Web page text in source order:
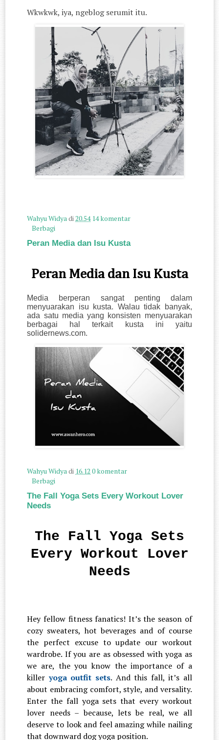
Wkwkwk, iya, ngeblog serumit itu.
Wahyu Widyadi20.54 14 komentar
Berbagi
Peran Media dan Isu Kusta
Peran Media dan Isu Kusta
Media berperan sangat penting dalam
menyuarakan isu kusta. Walau tidak banyak,
ada satu media yang konsisten menyuarakan
berbagai hal terkait kusta ini yaitu
solidernews.com.
Wahyu Widyadi 16.12 0 komentar
Berbagi
The Fall Yoga Sets Every Workout Lover
Needs
The Fall Yoga Sets
Every Workout Lover
Needs
Hey fellow fitness fanatics! It’s the season of
cozy sweaters, hot beverages and of course
the perfect excuse to update our workout
wardrobe. If you are as obsessed with yoga as
we are, the you know the importance of a
killeryoga outfit sets. And this fall, it’s all
about embracing comfort, style, and versality.
Enter the fall yoga sets that every workout
lover needs – because, lets be real, we all
deserve to look and feel amazing while nailing
that downward dog yoga position.